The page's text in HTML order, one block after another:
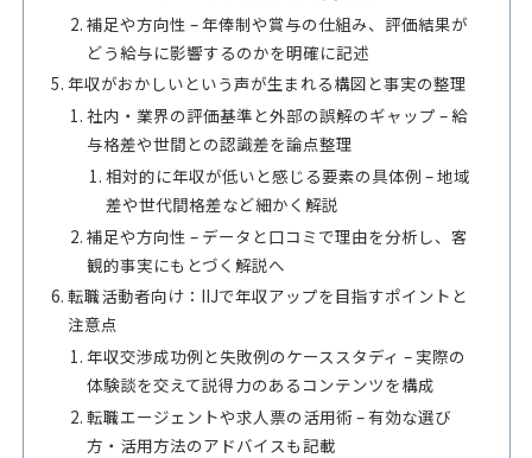
補足や方向性 – 年俸制や賞与の仕組み、評価結果が
どう給与に影響するのかを明確に記述
年収がおかしいという声が生まれる構図と事実の整理
社内・業界の評価基準と外部の誤解のギャップ – 給
与格差や世間との認識差を論点整理
相対的に年収が低いと感じる要素の具体例 – 地域
差や世代間格差など細かく解説
補足や方向性 – データと口コミで理由を分析し、客
観的事実にもとづく解説へ
転職活動者向け：IIJで年収アップを目指すポイントと
注意点
年収交渉成功例と失敗例のケーススタディ – 実際の
体験談を交えて説得力のあるコンテンツを構成
転職エージェントや求人票の活用術 – 有効な選び
方・活用方法のアドバイスも記載